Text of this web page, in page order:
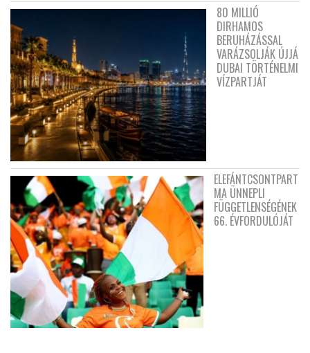
80 MILLIÓ
DIRHAMOS
BERUHÁZÁSSAL
VARÁZSOLJÁK ÚJJÁ
DUBAI TÖRTÉNELMI
VÍZPARTJÁT
ELEFÁNTCSONTPART
MA ÜNNEPLI
FÜGGETLENSÉGÉNEK
66. ÉVFORDULÓJÁT